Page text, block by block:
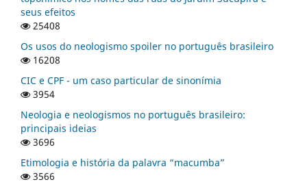
seus efeitos
25408
Os usos do neologismo spoiler no português brasileiro
16208
CIC e CPF - um caso particular de sinonímia
3954
Neologia e neologismos no português brasileiro:
principais ideias
3696
Etimologia e história da palavra “macumba”
3566